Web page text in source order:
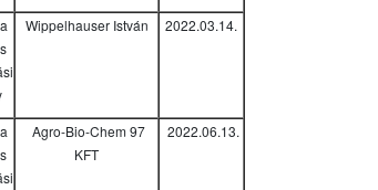
Wippelhauser István 2022.03.14.
Agro-Bio-Chem 97
KFT
2022.06.13.